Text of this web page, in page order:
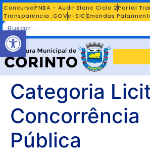
ConcursoPNBA - Audir Blanc Ciclo 2Portal
Transparência .GOVe-SICEmendas
Categoria
Concorrência
Pública
Abrir a barra de ferramentas